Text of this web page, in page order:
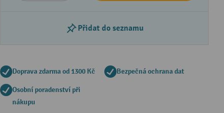
Přidat do seznamu
Doprava zdarma od 1300 Kč Bezpečná ochrana dat
Osobní poradenství při
nákupu